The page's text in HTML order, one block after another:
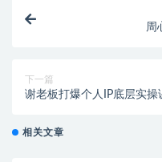
周
下一篇
谢老板打爆个人IP底层实操
相关文章